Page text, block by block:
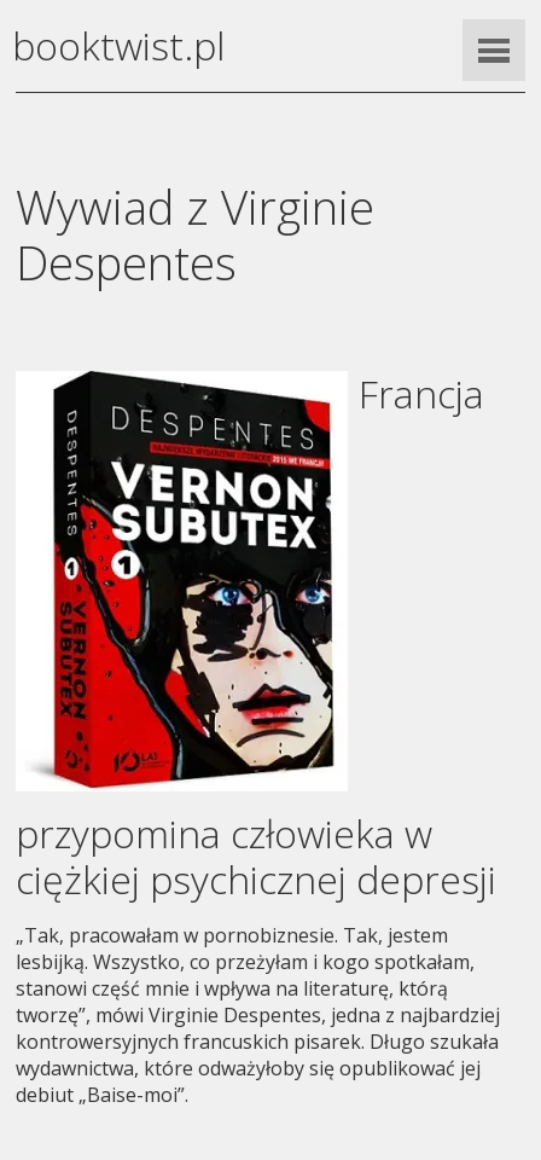
booktwist.pl
Wywiad z Virginie
Despentes
Francja
przypomina człowieka w
ciężkiej psychicznej depresji
„Tak, pracowałam w pornobiznesie. Tak, jestem
lesbijką. Wszystko, co przeżyłam i kogo spotkałam,
stanowi część mnie i wpływa na literaturę, którą
tworzę”, mówi Virginie Despentes, jedna z najbardziej
kontrowersyjnych francuskich pisarek. Długo szukała
wydawnictwa, które odważyłoby się opublikować jej
debiut „Baise-moi”.